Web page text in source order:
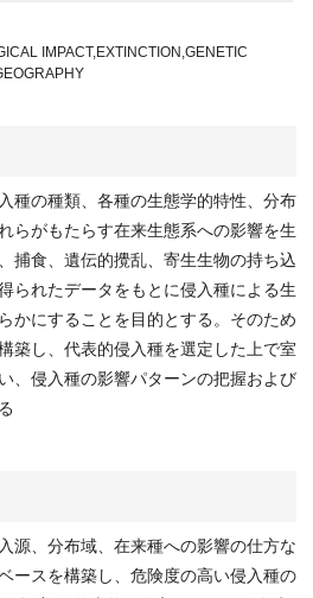
IMPACT,EXTINCTION,GENETIC
種の種類、各種の生態学的特性、分布
らがもたらす在来生態系への影響を生
捕食、遺伝的攪乱、寄生生物の持ち込
られたデータをもとに侵入種による生
かにすることを目的とする。そのため
築し、代表的侵入種を選定した上で室
、侵入種の影響パターンの把握および
源、分布域、在来種への影響の仕方な
ースを構築し、危険度の高い侵入種の